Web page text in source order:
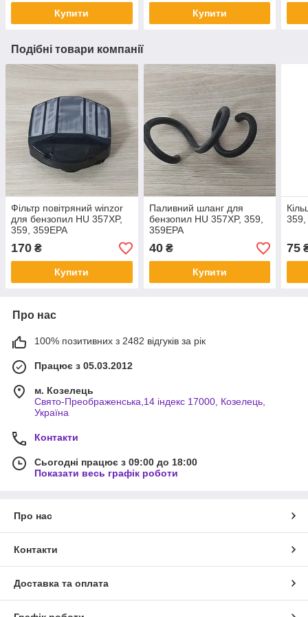
Купити Купити
Подібні товари компанії
Фільтр повітряний winzor
для бензопил HU 357XP,
359, 359EPA
170 ₴
Купити
Паливний шланг для
бензопил HU 357XP, 359,
359EPA
40₴
Купити
359,
75
Про нас
100% позитивних з 2482 відгуків за рік
Працює з 05.03.2012
м. Козелець
Свято-Преображенська,14 індекс 17000, Козелець,
Україна
Контакти
Сьогодні працює з 09:00 до 18:00
Показати весь графік роботи
Про нас
Контакти
Доставка та оплата